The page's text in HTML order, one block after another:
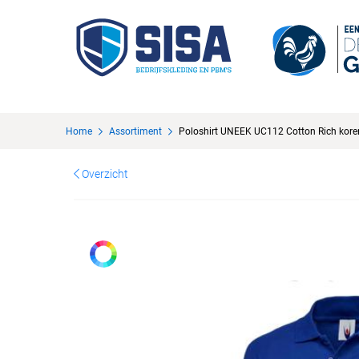
Home Assortiment Poloshirt UNEEK UC112 Cotton Rich
Overzicht